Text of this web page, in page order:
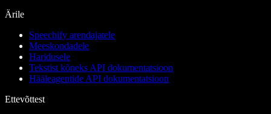
Ärile
Speechify arendajatele
Meeskondadele
Haridusele
Tekstist kõneks API dokumentatsioon
Hääleagentide API dokumentatsioon
Ettevõttest